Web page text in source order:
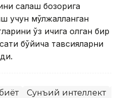
сақлаш бозорига
учун мўлжалланган
ўз ичига олган бир
бўйича тавсияларни
Сунъий интеллект